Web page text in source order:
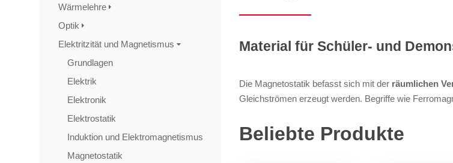
Wärmelehre
Optik
Elektritzität und Magnetismus
Grundlagen
Elektrik
Elektronik
Elektrostatik
Induktion und Elektromagnetismus
Magnetostatik
Material für Schüler- und
Die Magnetostatik befasst sich mit der räumlichen
Gleichströmen erzeugt werden. Begriffe wie
Beliebte Produkte